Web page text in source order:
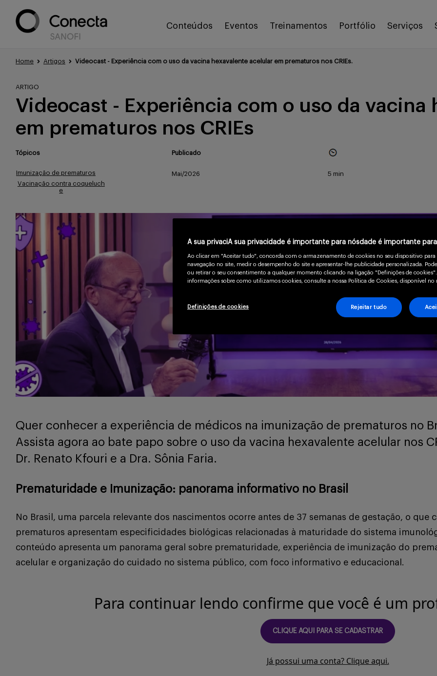
Conteúdos Eventos Treinamentos Portfólio Serviços
Home Artigos Videocast - Experiência com o uso da vacina hexavalente acelular em prematuros nos CRIEs.
ARTIGO
Videocast - Experiência com o uso da vacina
em prematuros nos CRIEs
Tópicos
Imunização de prematuros
Vacinação contra coqueluch
e
Publicado
Mai/2026 5 min
Quer conhecer a experiência de médicos na imunização de prematuros no
Assista agora ao bate papo sobre o uso da vacina hexavalente acelular nos
Dr. Renato Kfouri e a Dra. Sônia Faria.
Prematuridade e Imunização: panorama informativo no Brasil
No Brasil, uma parcela relevante dos nascimentos ocorre antes de 37 semanas de gestação, o
prematuros apresentam especificidades biológicas relacionadas à maturidade do sistema
conteúdo apresenta um panorama geral sobre prematuridade, experiência de imunização do
acelular e organização do cuidado no sistema público, com foco informativo e educacional.
Para continuar lendo confirme que você é um
CLIQUE AQUI PARA SE CADASTRAR
Já possui uma conta? Clique aqui.
A sua privaciA sua privacidade é importante para nósdade é importante
Ao clicar em "Aceitar tudo", concorda com o armazenamento de cookies no seu dispositivo para
navegação no site, medir o desempenho do site e apresentar-lhe publicidade personalizada.
ou retirar o seu consentimento a qualquer momento clicando na ligação "Definições de cookies".
informações sobre como utilizamos cookies, consulte a nossa Política de Cookies, disponível no
Definições de cookies Rejeitar tudo